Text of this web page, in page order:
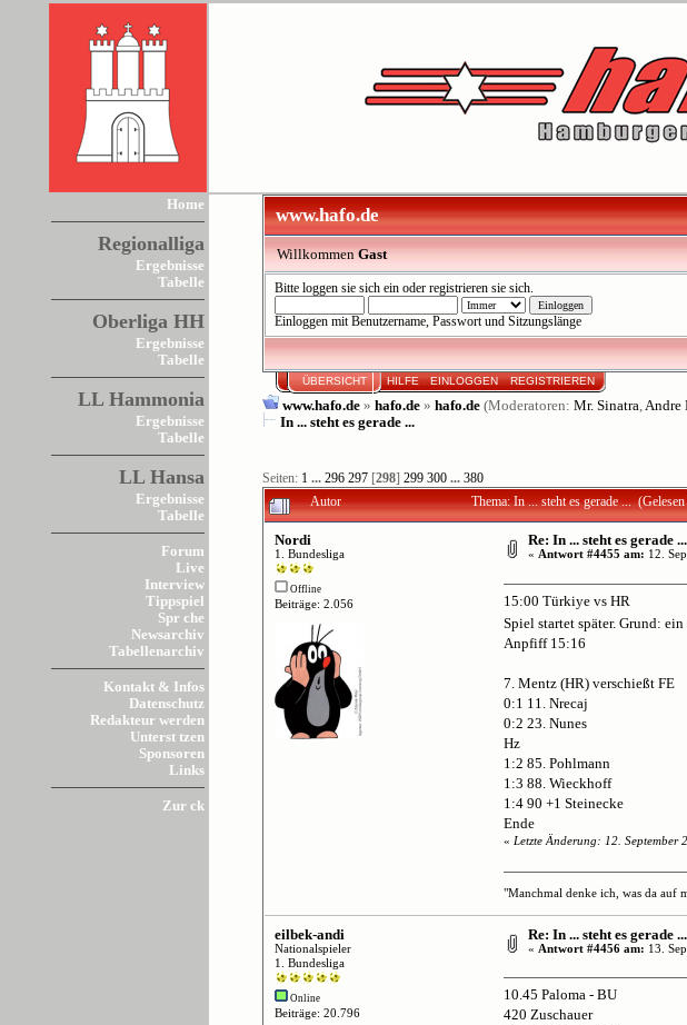
Home
Regionalliga
Ergebnisse
Tabelle
Oberliga HH
Ergebnisse
Tabelle
LL Hammonia
Ergebnisse
Tabelle
LL Hansa
Ergebnisse
Tabelle
Forum
Live
Interview
Tippspiel
Spr che
Newsarchiv
Tabellenarchiv
Kontakt & Infos
Datenschutz
Redakteur werden
Unterst tzen
Sponsoren
Links
Zur ck
www.hafo.de
WillkommenGast
Bitte loggen sie sich einoder registrieren sie sich.
Einloggen mit Benutzername, Passwort und Sitzungslänge
ÜBERSICHT HILFE EINLOGGEN REGISTRIEREN
www.hafo.de» hafo.de» hafo.de(Moderatoren: Mr. Sinatra,Andre
In ... steht es gerade ...
Seiten: 1 ... 296 297[298] 299 300 ... 380
Autor Thema: In ... steht es gerade ...
Nordi
1. Bundesliga
Offline
Beiträge: 2.056
Re: In ... steht es gerade ...
« Antwort #4455 am: 12.
15:00 Türkiye vs HR
Spiel startet später. Grund:
Anpfiff 15:16
7. Mentz (HR) verschießt FE
0:1 11. Nrecaj
0:2 23. Nunes
Hz
1:2 85. Pohlmann
1:3 88. Wieckhoff
1:4 90 +1 Steinecke
Ende
« Letzte Änderung: 12.
"Manchmal denke ich, was da auf
eilbek-andi
Nationalspieler
1. Bundesliga
Online
Beiträge: 20.796
Re: In ... steht es gerade ...
« Antwort #4456 am: 13.
10.45 Paloma - BU
420 Zuschauer